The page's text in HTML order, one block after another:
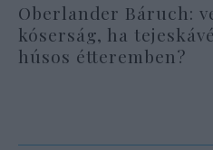
Oberlander Báruch:
kóserság, ha
húsos étteremben?